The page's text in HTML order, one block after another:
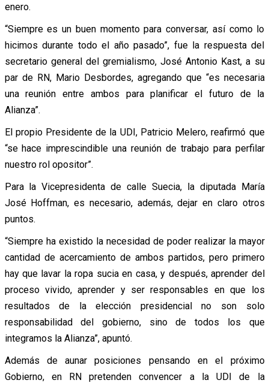
enero.
“Siempre es un buen momento para conversar, así como lo
hicimos durante todo el año pasado”, fue la respuesta del
secretario general del gremialismo, José Antonio Kast, a su
par de RN, Mario Desbordes, agregando que “es necesaria
una reunión entre ambos para planificar el futuro de la
Alianza”.
El propio Presidente de la UDI, Patricio Melero, reafirmó que
“se hace imprescindible una reunión de trabajo para perfilar
nuestro rol opositor”.
Para la Vicepresidenta de calle Suecia, la diputada María
José Hoffman, es necesario, además, dejar en claro otros
puntos.
“Siempre ha existido la necesidad de poder realizar la mayor
cantidad de acercamiento de ambos partidos, pero primero
hay que lavar la ropa sucia en casa, y después, aprender del
proceso vivido, aprender y ser responsables en que los
resultados de la elección presidencial no son solo
responsabilidad del gobierno, sino de todos los que
integramos la Alianza”, apuntó.
Además de aunar posiciones pensando en el próximo
Gobierno, en RN pretenden convencer a la UDI de la